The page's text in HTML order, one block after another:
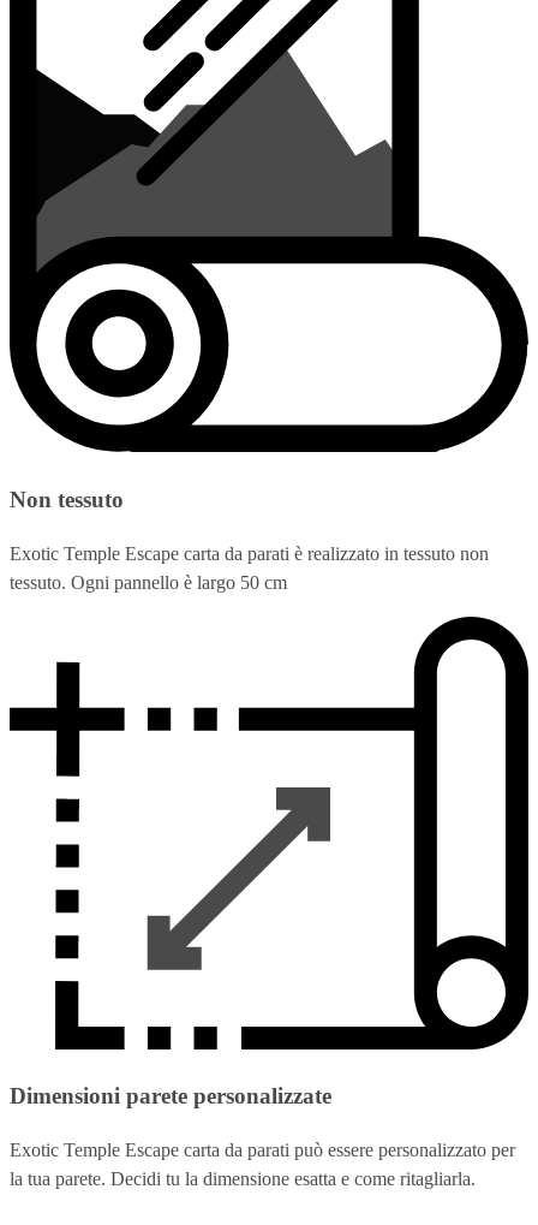
Non tessuto
Exotic Temple Escape carta da parati è realizzato in tessuto non
tessuto. Ogni pannello è largo 50 cm
Dimensioni parete personalizzate
Exotic Temple Escape carta da parati può essere personalizzato per
la tua parete. Decidi tu la dimensione esatta e come ritagliarla.